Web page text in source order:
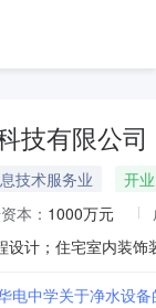
技有限公司
技术服务业
开业
本： 1000万元
电中学关于净水设